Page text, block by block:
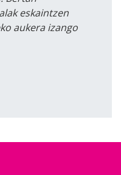
eskaintzen
aukera izango